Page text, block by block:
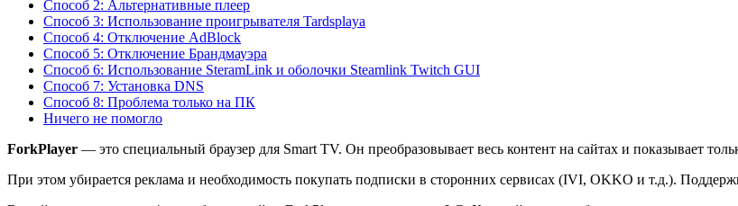
Способ 2: Альтернативные плеер
Способ 3: Использование проигрывателя Tardsplaya
Способ 4: Отключение AdBlock
Способ 5: Отключение Брандмауэра
Способ 6: Использование SteramLink и оболочки Steamlink Twitch GUI
Способ 7: Установка DNS
Способ 8: Проблема только на ПК
Ничего не помогло
ForkPlayer — это специальный браузер для Smart TV. Он преобразовывает весь контент на сайтах и показывает
При этом убирается реклама и необходимость покупать подписки в сторонних сервисах (IVI, OKKO и т.д.).